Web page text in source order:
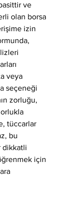
ve
olan borsa
izin
veya
seçeneği
zorluğu,
tüccarlar
bu
dikkatli
için